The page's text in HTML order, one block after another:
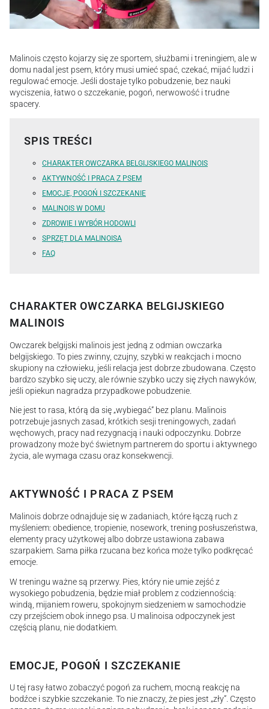
Malinois często kojarzy się ze sportem, służbami i treningiem, ale w
domu nadal jest psem, który musi umieć spać, czekać, mijać ludzi i
regulować emocje. Jeśli dostaje tylko pobudzenie, bez nauki
wyciszenia, łatwo o szczekanie, pogoń, nerwowość i trudne
spacery.
SPIS TREŚCI
CHARAKTER OWCZARKA BELGIJSKIEGO MALINOIS
AKTYWNOŚĆ I PRACA Z PSEM
EMOCJE, POGOŃ I SZCZEKANIE
MALINOIS W DOMU
ZDROWIE I WYBÓR HODOWLI
SPRZĘT DLA MALINOISA
FAQ
CHARAKTER OWCZARKA BELGIJSKIEGO
MALINOIS
Owczarek belgijski malinois jest jedną z odmian owczarka
belgijskiego. To pies zwinny, czujny, szybki w reakcjach i mocno
skupiony na człowieku, jeśli relacja jest dobrze zbudowana. Często
bardzo szybko się uczy, ale równie szybko uczy się złych nawyków,
jeśli opiekun nagradza przypadkowe pobudzenie.
Nie jest to rasa, którą da się „wybiegać” bez planu. Malinois
potrzebuje jasnych zasad, krótkich sesji treningowych, zadań
węchowych, pracy nad rezygnacją i nauki odpoczynku. Dobrze
prowadzony może być świetnym partnerem do sportu i aktywnego
życia, ale wymaga czasu oraz konsekwencji.
AKTYWNOŚĆ I PRACA Z PSEM
Malinois dobrze odnajduje się w zadaniach, które łączą ruch z
myśleniem: obedience, tropienie, nosework, trening posłuszeństwa,
elementy pracy użytkowej albo dobrze ustawiona zabawa
szarpakiem. Sama piłka rzucana bez końca może tylko podkręcać
emocje.
W treningu ważne są przerwy. Pies, który nie umie zejść z
wysokiego pobudzenia, będzie miał problem z codziennością:
windą, mijaniem roweru, spokojnym siedzeniem w samochodzie
czy przejściem obok innego psa. U malinoisa odpoczynek jest
częścią planu, nie dodatkiem.
EMOCJE, POGOŃ I SZCZEKANIE
U tej rasy łatwo zobaczyć pogoń za ruchem, mocną reakcję na
bodźce i szybkie szczekanie. To nie znaczy, że pies jest „zły”. Często